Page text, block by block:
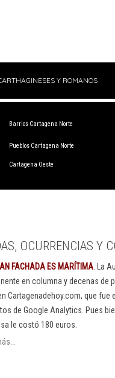
Y ROMANOS
Barrios Cartagena Norte
Pueblos Cartagena Norte
Cartagena Oeste
OCURRENCIAS Y
FACHADA ES MARÍTIMA . La
en columna y decenas
Cartagenadehoy.com, que
de Google Analytics. Pues
le costó 180 euros.